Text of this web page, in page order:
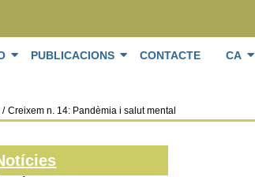
PUBLICACIONS CONTACTE CA
/ Creixem n. 14: Pandèmia i salut mental